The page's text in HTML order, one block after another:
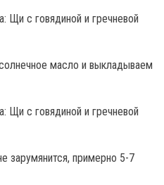
масло и выкладываем
зарумянится, примерно 5-7